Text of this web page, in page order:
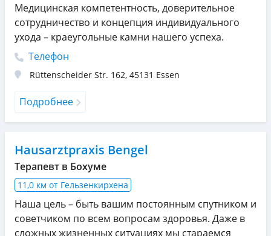
Медицинская компетентность, доверительное
сотрудничество и концепция индивидуального
ухода – краеугольные камни нашего успеха.
Телефон
Rüttenscheider Str. 162, 45131 Essen
Подробнее
Hausarztpraxis Bengel
Терапевт в Бохуме
11,0 км от Гельзенкирхена
Наша цель – быть вашим постоянным спутником и
советчиком по всем вопросам здоровья. Даже в
сложных жизненных ситуациях мы стараемся